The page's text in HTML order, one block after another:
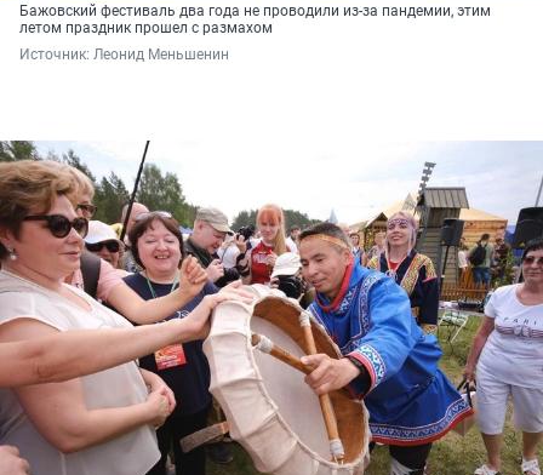
Бажовский фестиваль два года не проводили из-за пандемии, этим
летом праздник прошел с размахом
Источник: Леонид Меньшенин